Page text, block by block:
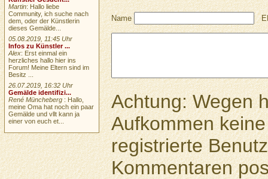
Name
Achtung: Wegen
Aufkommen
registrierte
Kommentaren
Martin: Hallo liebe
Community, ich suche nach
dem, oder der Künstlerin
dieses Gemälde...
05.08.2019, 11:45 Uhr
Infos zu Künstler ...
Alex: Erst einmal ein
herzliches hallo hier ins
Forum! Meine Eltern sind im
Besitz ...
26.07.2019, 16:32 Uhr
Gemälde identifizi...
René Müncheberg : Hallo,
meine Oma hat noch ein paar
Gemälde und vllt kann ja
einer von euch et...